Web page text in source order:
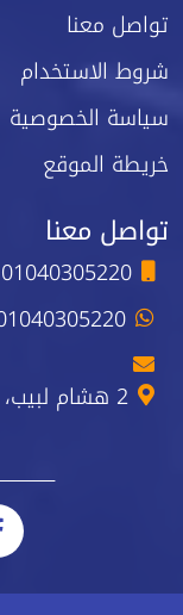
تواصل معنا
شروط الاستخدام
سياسة الخصوصية
خريطة الموقع
تواصل معنا
01040305220
2 هشام لبيب، مكرم عبيد، مدينة نصر